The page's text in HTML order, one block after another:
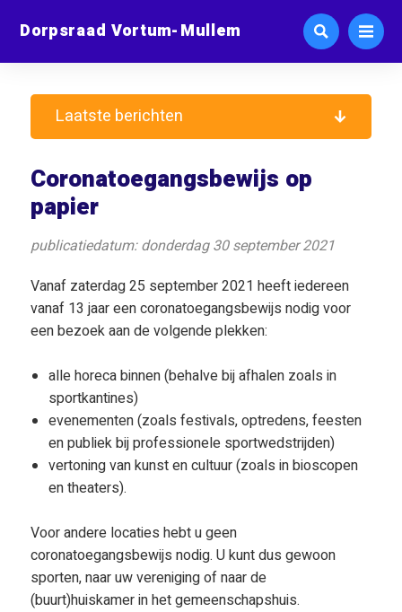
Dorpsraad Vortum-Mullem
Coronatoegangsbewijs op
papier
publicatiedatum: donderdag 30 september 2021
Vanaf zaterdag 25 september 2021 heeft iedereen
vanaf 13 jaar een coronatoegangsbewijs nodig voor
een bezoek aan de volgende plekken:
alle horeca binnen (behalve bij afhalen zoals in
sportkantines)
evenementen (zoals festivals, optredens, feesten
en publiek bij professionele sportwedstrijden)
vertoning van kunst en cultuur (zoals in bioscopen
en theaters).
Voor andere locaties hebt u geen
coronatoegangsbewijs nodig. U kunt dus gewoon
sporten, naar uw vereniging of naar de
(buurt)huiskamer in het gemeenschapshuis.
Laatste berichten